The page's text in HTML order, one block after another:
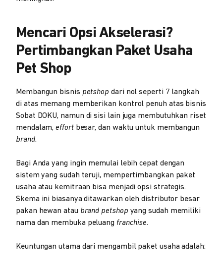
Mencari Opsi Akselerasi?
Pertimbangkan Paket Usaha
Pet Shop
Membangun bisnis petshop dari nol seperti 7 langkah
di atas memang memberikan kontrol penuh atas bisnis
Sobat DOKU, namun di sisi lain juga membutuhkan riset
mendalam,effortbesar, dan waktu untuk membangun
brand.
Bagi Anda yang ingin memulai lebih cepat dengan
sistem yang sudah teruji, mempertimbangkan paket
usaha atau kemitraan bisa menjadi opsi strategis.
Skema ini biasanya ditawarkan oleh distributor besar
pakan hewan atau brand petshop yang sudah memiliki
nama dan membuka peluang franchise.
Keuntungan utama dari mengambil paket usaha adalah: